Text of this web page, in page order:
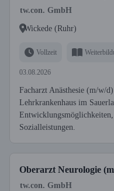
tw.con. GmbH
Wickede (Ruhr)
Vollzeit
03.08.2026
Facharzt Anästhesie (m/w/
Lehrkrankenhaus im
Sozialleistungen.
Oberarzt Neurologie
tw.con. GmbH